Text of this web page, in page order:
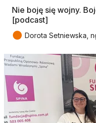
Nie boję się wojny.
[podcast]
● Dorota Setniewska,